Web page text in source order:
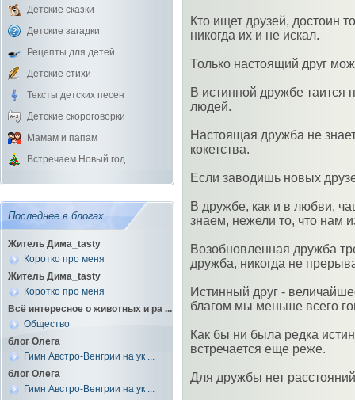
Детские сказки
Детские загадки
Рецепты для детей
Детские стихи
Тексты детских песен
Детские скороговорки
Мамам и папам
Встречаем Новый год
Последнее в блогах
Житель Дима_tasty
Коротко про меня
Житель Дима_tasty
Коротко про меня
Всё интересное о животных и ра ...
Общество
блог Олега
Гимн Австро-Венгрии на ук ...
блог Олега
Гимн Австро-Венгрии на ук ...
Кто ищет друзей, достоин
никогда их и не искал.
Только настоящий друг
В истинной дружбе таится
людей.
Настоящая дружба не
кокетства.
Если заводишь новых
В дружбе, как и в любви,
знаем, нежели то, что нам
Возобновленная дружба
дружба, никогда не
Истинный друг -
благом мы меньше всего
Как бы ни была редка
встречается еще реже.
Для дружбы нет